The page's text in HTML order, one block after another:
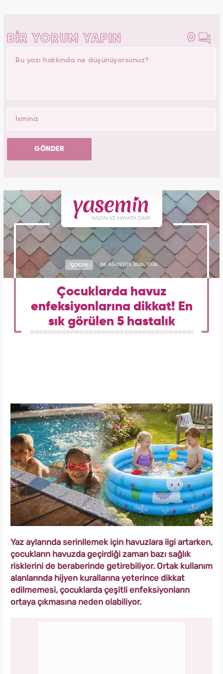
BİR YORUM YAPIN 0
GÖNDER
ÇOCUK 06 AĞUSTOS 2026, 17:24
Çocuklarda havuz
enfeksiyonlarına dikkat! En
sık görülen 5 hastalık
Yaz aylarında serinllemek için havuzlara ilgi artarken,
çocukların havuzda geçirdiği zaman bazı sağlık
risklerini de beraberinde getirebiliyor. Ortak kullanım
alanlarında hijyen kurallarına yeterince dikkat
edilmemesi, çocuklarda çeşitli enfeksiyonların
ortaya çıkmasına neden olabiliyor.